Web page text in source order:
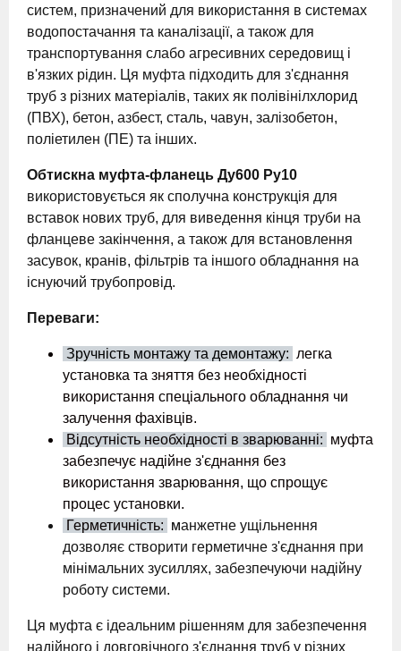
систем, призначений для використання в системах
водопостачання та каналізації, а також для
транспортування слабо агресивних середовищ і
в'язких рідин. Ця муфта підходить для з'єднання
труб з різних матеріалів, таких як полівінілхлорид
(ПВХ), бетон, азбест, сталь, чавун, залізобетон,
поліетилен (ПЕ) та інших.
Обтискна муфта-фланець Ду600 Ру10
використовується як сполучна конструкція для
вставок нових труб, для виведення кінця труби на
фланцеве закінчення, а також для встановлення
засувок, кранів, фільтрів та іншого обладнання на
існуючий трубопровід.
Переваги:
Зручність монтажу та демонтажу: легка
установка та зняття без необхідності
використання спеціального обладнання чи
залучення фахівців.
Відсутність необхідності в зварюванні: муфта
забезпечує надійне з'єднання без
використання зварювання, що спрощує
процес установки.
Герметичність: манжетне ущільнення
дозволяє створити герметичне з'єднання при
мінімальних зусиллях, забезпечуючи надійну
роботу системи.
Ця муфта є ідеальним рішенням для забезпечення
надійного і довговічного з'єднання труб у різних